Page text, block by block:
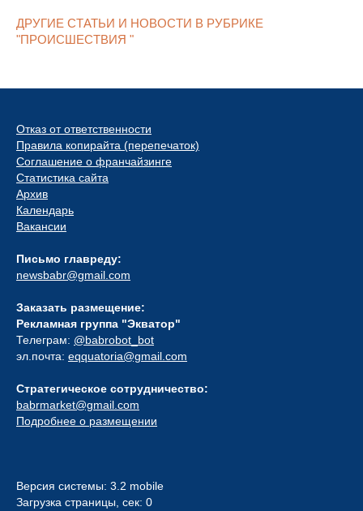
ДРУГИЕ СТАТЬИ И НОВОСТИ В РУБРИКЕ
"ПРОИСШЕСТВИЯ "
Отказ от ответственности
Правила копирайта (перепечаток)
Соглашение о франчайзинге
Статистика сайта
Архив
Календарь
Вакансии
Письмо главреду:
newsbabr@gmail.com
Заказать размещение:
Рекламная группа "Экватор"
Телеграм: @babrobot_bot
эл.почта: eqquatoria@gmail.com
Стратегическое сотрудничество:
babrmarket@gmail.com
Подробнее о размещении
Версия системы: 3.2 mobile
Загрузка страницы, сек: 0